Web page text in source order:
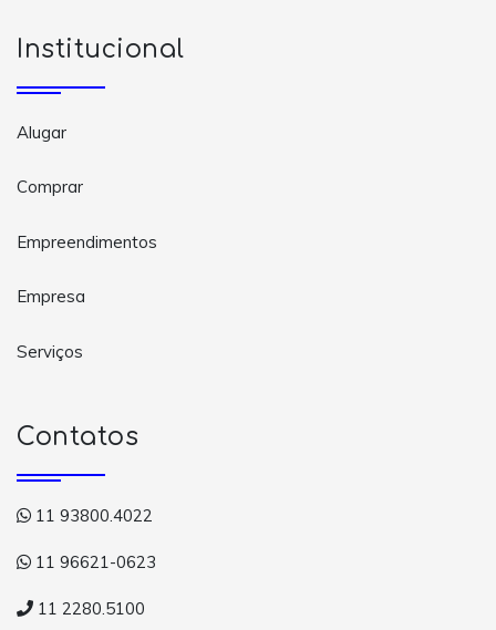
Institucional
Alugar
Comprar
Empreendimentos
Empresa
Serviços
Contatos
11 93800.4022
11 96621-0623
11 2280.5100